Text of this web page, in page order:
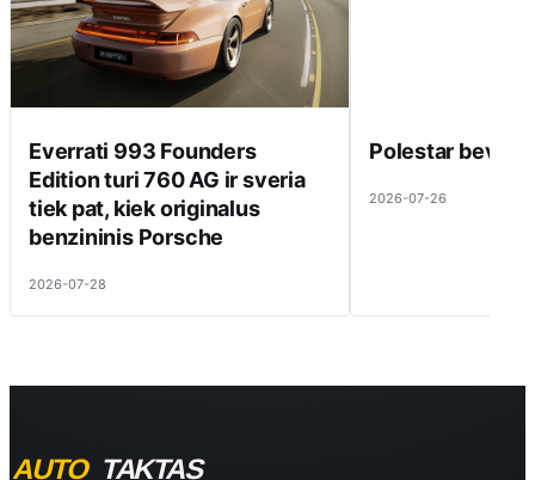
Everrati 993 Founders
Edition turi 760 AG ir sveria
tiek pat, kiek originalus
benzininis Porsche
2026-07-28
Polestar beveik
2026-07-26